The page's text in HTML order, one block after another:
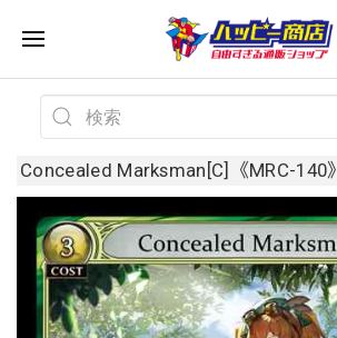
Concealed Marksman[C]《MRC-140》